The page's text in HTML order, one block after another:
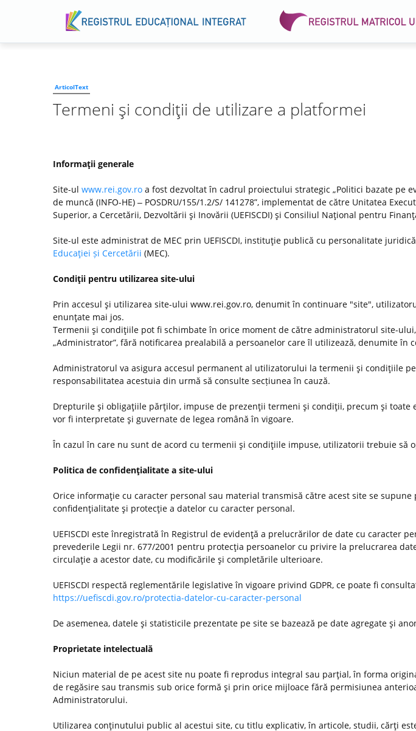
ArticolText
Termeni şi condiţii de utilizare a platformei
Informaţii generale
Site-ul www.rei.gov.ro a fost dezvoltat în cadrul proiectului strategic „Politici bazate pe
de muncă (INFO-HE) ‒ POSDRU/155/1.2/S/ 141278”, implementat de către Unitatea
Superior, a Cercetării, Dezvoltării şi Inovării (UEFISCDI) şi Consiliul Naţional pentru
Site-ul este administrat de MEC prin UEFISCDI, instituţie publică cu personalitate
Educaţiei și Cercetării (MEC).
Condiţii pentru utilizarea site-ului
Prin accesul şi utilizarea site-ului www.rei.gov.ro, denumit în continuare "site",
enunţate mai jos.
Termenii şi condiţiile pot fi schimbate în orice moment de către administratorul site-
„Administrator”, fără notificarea prealabilă a persoanelor care îl utilizează, denumite în
Administratorul va asigura accesul permanent al utilizatorului la termenii şi condiţiile
responsabilitatea acestuia din urmă să consulte secțiunea în cauză.
Drepturile şi obligaţiile părţilor, impuse de prezenţii termeni şi condiţii, precum şi toate
vor fi interpretate şi guvernate de legea română în vigoare.
În cazul în care nu sunt de acord cu termenii şi condiţiile impuse, utilizatorii trebuie să
Politica de confidenţialitate a site-ului
Orice informaţie cu caracter personal sau material transmisă către acest site se
confidenţialitate şi protecţie a datelor cu caracter personal.
UEFISCDI este înregistrată în Registrul de evidenţă a prelucrărilor de date cu caracter
prevederile Legii nr. 677/2001 pentru protecţia persoanelor cu privire la prelucrarea
circulaţie a acestor date, cu modificările şi completările ulterioare.
UEFISCDI respectă reglementările legislative în vigoare privind GDPR, ce poate fi
https://uefiscdi.gov.ro/protectia-datelor-cu-caracter-personal
De asemenea, datele şi statisticile prezentate pe site se bazează pe date agregate şi
Proprietate intelectuală
Niciun material de pe acest site nu poate fi reprodus integral sau parţial, în forma
de regăsire sau transmis sub orice formă şi prin orice mijloace fără permisiunea
Administratorului.
Utilizarea conţinutului public al acestui site, cu titlu explicativ, în articole, studii, cărţi